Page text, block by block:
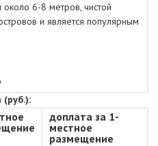
6-8 метров, чистой
и является популярным
(руб.):
доплата за 1-
местное
размещение